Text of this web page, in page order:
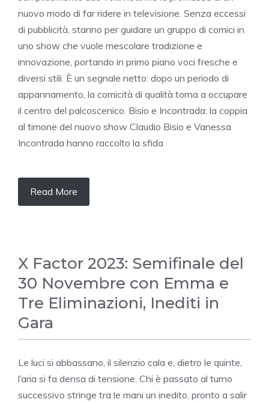
nuovo modo di far ridere in televisione. Senza eccessi
di pubblicità, stanno per guidare un gruppo di comici in
uno show che vuole mescolare tradizione e
innovazione, portando in primo piano voci fresche e
diversi stili. È un segnale netto: dopo un periodo di
appannamento, la comicità di qualità torna a occupare
il centro del palcoscenico. Bisio e Incontrada: la coppia
al timone del nuovo show Claudio Bisio e Vanessa
Incontrada hanno raccolto la sfida
Read More
X Factor 2023: Semifinale del
30 Novembre con Emma e
Tre Eliminazioni, Inediti in
Gara
Le luci si abbassano, il silenzio cala e, dietro le quinte,
l’aria si fa densa di tensione. Chi è passato al turno
successivo stringe tra le mani un inedito, pronto a salir